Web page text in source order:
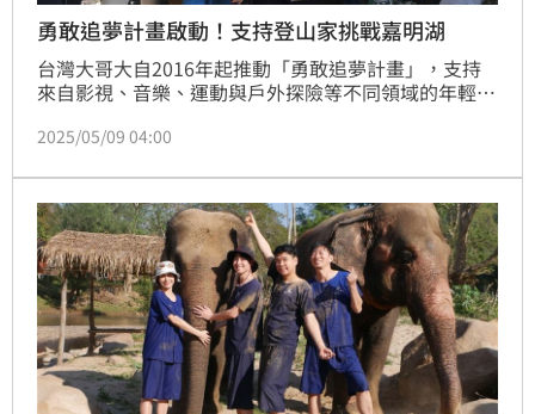
勇敢追夢計畫啟動！支持登山家挑戰嘉明湖
台灣大哥大自2016年起推動「勇敢追夢計畫」，支持
來自影視、音樂、運動與戶外探險等不同領域的年輕世
品牌扶植年輕人突破自我潛能的初衷，原規劃支持由台
Trinh Geyer 共同發起的「Two Women, Two
Summits」國際登山計畫
2025/05/09 04:00